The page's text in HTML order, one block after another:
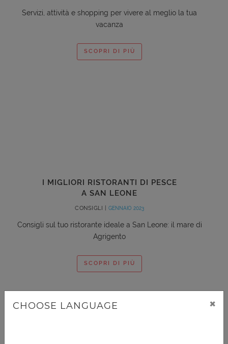
Servizi, attività e shopping per vivere al meglio la tua
vacanza
SCOPRI DI PIÙ
I MIGLIORI RISTORANTI DI PESCE
A SAN LEONE
CONSIGLI | GENNAIO 2023
Consigli sul tuo ristorante ideale a San Leone: il mare di
Agrigento
SCOPRI DI PIÙ
CHOOSE LANGUAGE ×